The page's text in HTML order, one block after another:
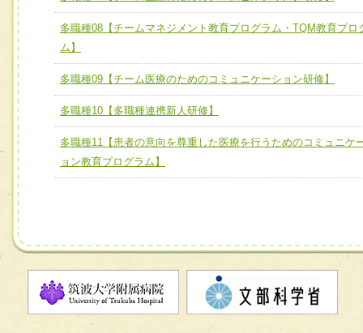
チーム05【せん妄対策チーム】
チーム07【病院職員に対する院内感染対策教育チーム】
チーム08【地域関係機関と連携した小児リハビリテーショ
チーム】
チーム09【術前から始める周術期リハビリテーションチー
ム】
チーム11【摂食・嚥下サポートチーム】
チーム12【こどもの食育支援チーム】
チーム13【非がんに対する緩和ケアチーム】
多職種08【チームマネジメント教育プログラム・TQM教育プロ
ム】
多職種09【チーム医療のためのコミュニケーション研修】
多職種10【多職種連携新人研修】
多職種11【患者の意向を尊重した医療を行うためのコミュニケ
ョン教育プログラム】